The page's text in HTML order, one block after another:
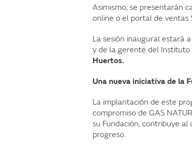
Asimismo, se presentarán
online o el portal de ventas
La sesión inaugural estará
y de la gerente del Instituto
Huertos.
Una nueva iniciativa de la
La implantación de este
compromiso de GAS
su Fundación, contribuye
progreso.